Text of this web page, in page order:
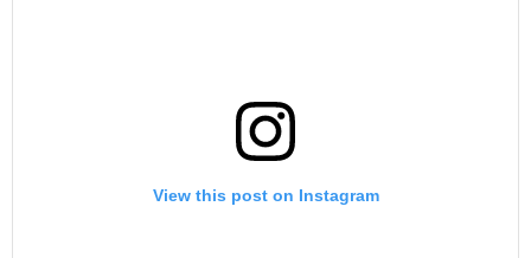
View this post on Instagram